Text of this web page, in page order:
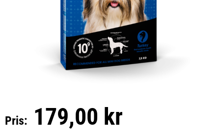
Pris: 179,00 kr